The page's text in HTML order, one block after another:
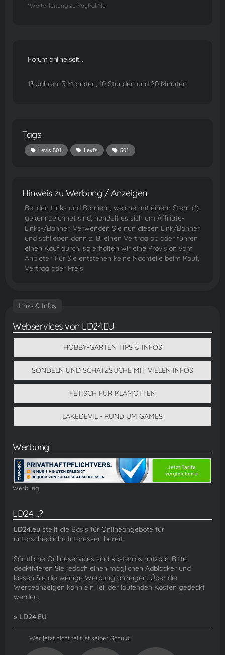
*Weiterleitung zu PayPal.Me
Forum online seit...
13 Jahren, 3 Monaten, 10 Stunden und 20 Minuten
Tags
Levis 501 Levi's 501
Hinweis zu Werbung / Anzeigen
Bei den Links und Bannern, welche mit einem Stern (*)
gekennzeichnet sind, handelt es sich um Affiliate-
Links-/Banner. Verwenden Sie nun diesen Link/Banner
und schließen dann z. B. einen Vertrag ab oder führen
einen Kauf durch, so erhalten wir eine Provision vom
Anbieter. Für Sie entstehen keine Nachteile beim Kauf,
Vertrag oder Preis.
Links & Infos
Webservices von LD24.EU
HOBBY-GARTEN TIPS & INFOS
SONDELN UND SCHATZSUCHE MIT VIELEN INFOS
FETISCH FÜR KLAMOTTEN
LAKEDEVIL - RUND UM GAMES
Werbung
Werbung
LD24 ...?
LD24.eu stellt die Basis für Onlineangebote für
unterschiedliche Interessen bereit.
Sämtliche Onlineservices sind kostenlos nutzbar. Bitte
deaktivieren Sie jedoch einen möglichen Adblocker und
lassen Sie die wenige Werbung anzeigen. Über die
Werbeanzeigen kann ein Teil der laufenden Kosten gedeckt
werden.
» LD24.EU
Wer jetzt nicht teilt ist selber Schuld: